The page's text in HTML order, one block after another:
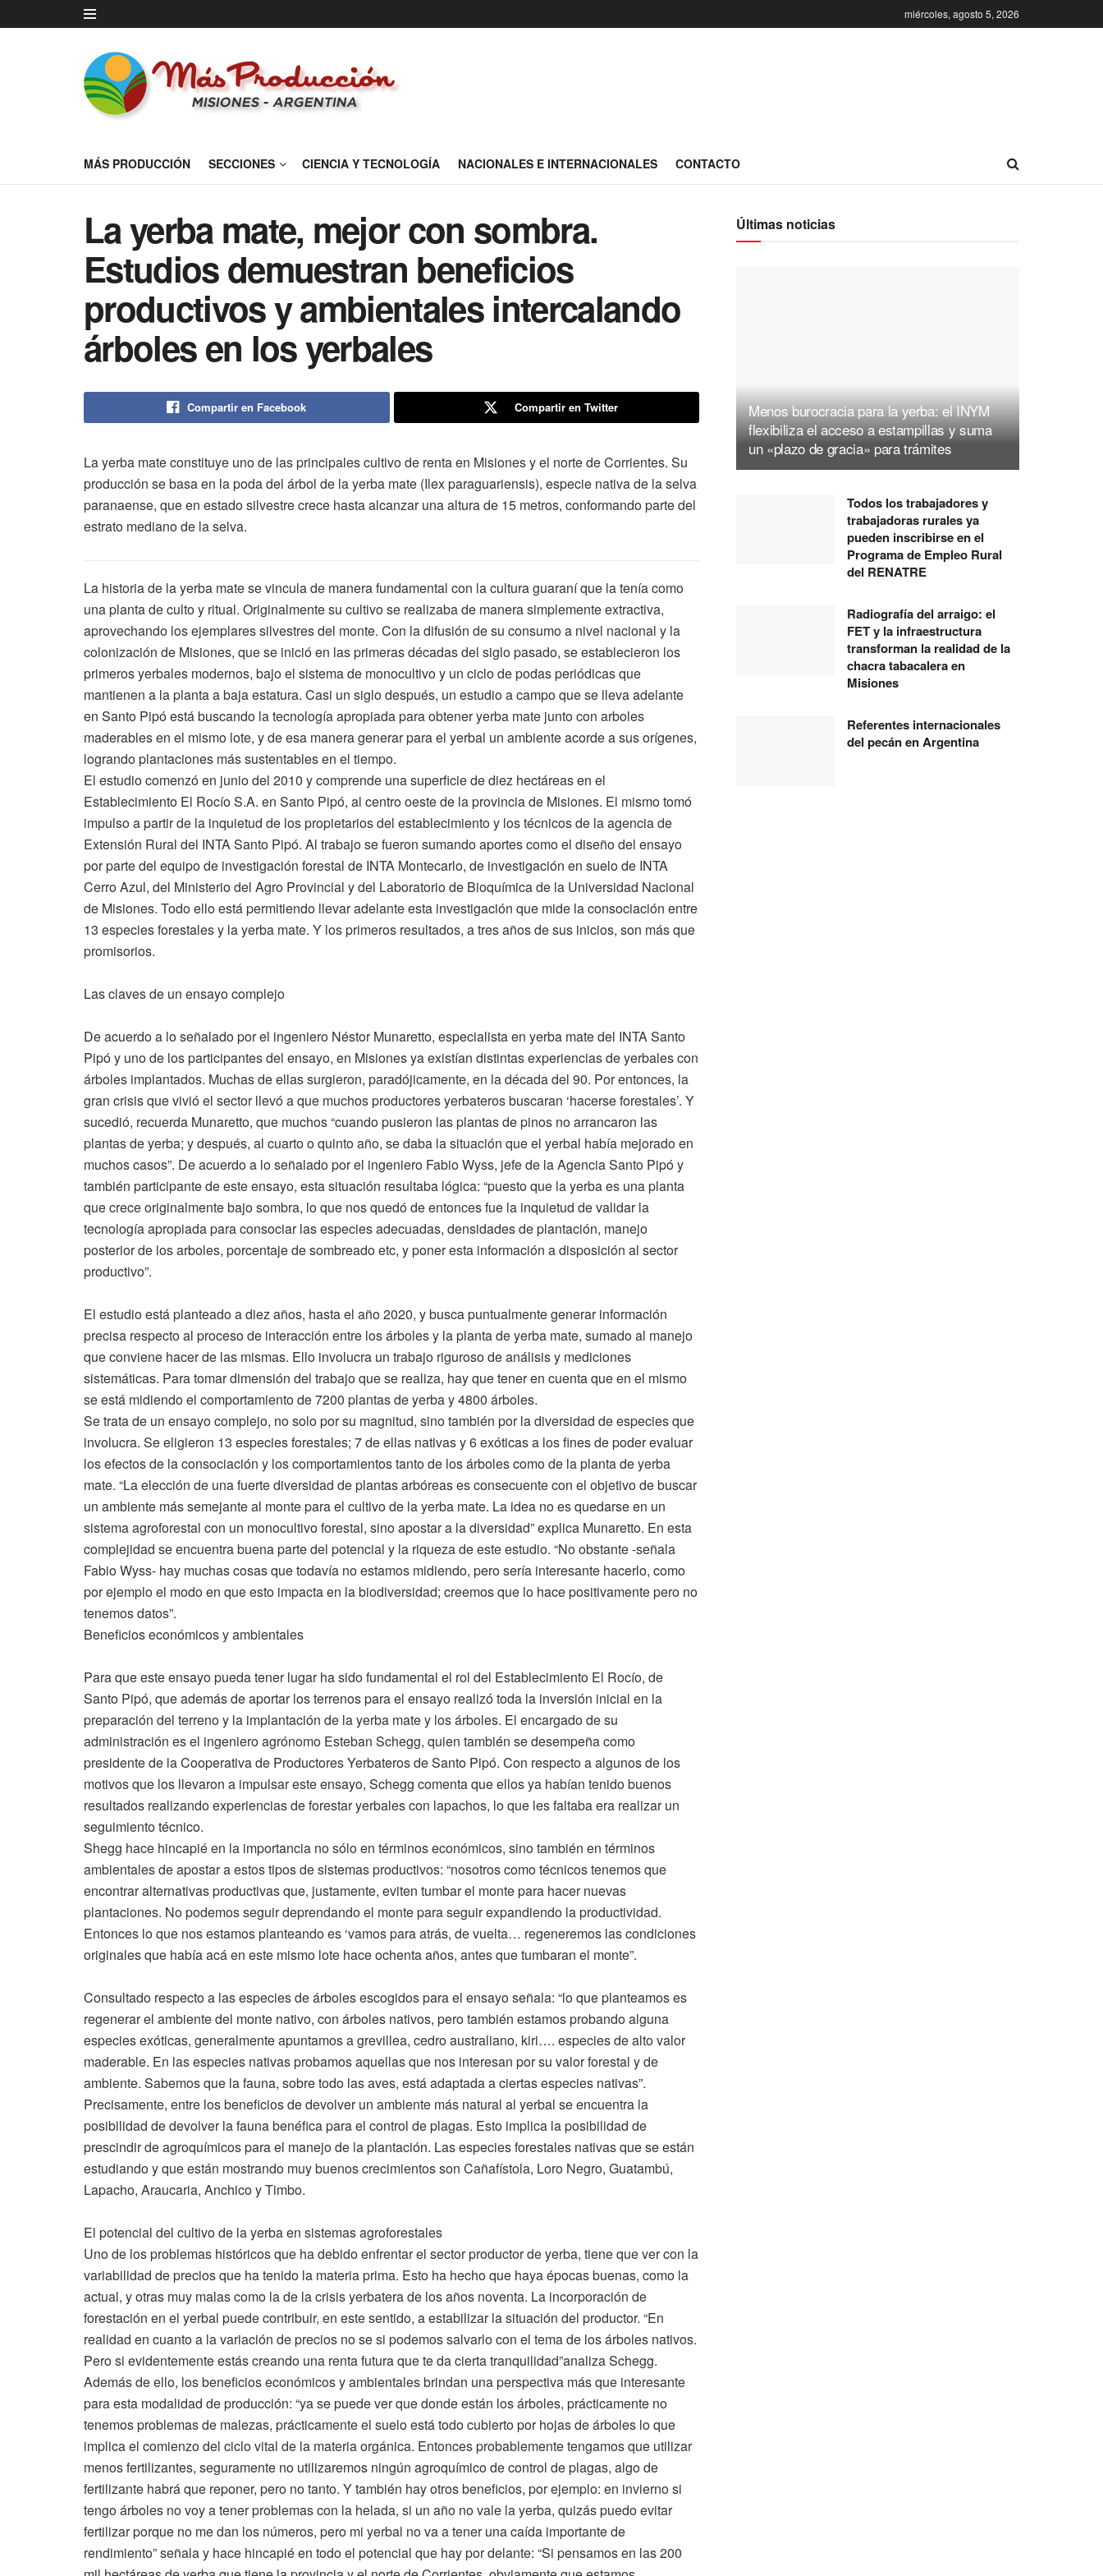
miércoles, agosto 5, 2026
MÁS PRODUCCIÓN SECCIONES CIENCIA Y TECNOLOGÍA NACIONALES E INTERNACIONALES CONTACTO
La yerba mate, mejor con sombra.
Estudios demuestran beneficios
productivos y ambientales intercalando
árboles en los yerbales
Compartir en Facebook Compartir en Twitter
La yerba mate constituye uno de las principales cultivo de renta en Misiones y el norte de Corrientes. Su
producción se basa en la poda del árbol de la yerba mate (Ilex paraguariensis), especie nativa de la selva
paranaense, que en estado silvestre crece hasta alcanzar una altura de 15 metros, conformando parte del
estrato mediano de la selva.
La historia de la yerba mate se vincula de manera fundamental con la cultura guaraní que la tenía como
una planta de culto y ritual. Originalmente su cultivo se realizaba de manera simplemente extractiva,
aprovechando los ejemplares silvestres del monte. Con la difusión de su consumo a nivel nacional y la
colonización de Misiones, que se inició en las primeras décadas del siglo pasado, se establecieron los
primeros yerbales modernos, bajo el sistema de monocultivo y un ciclo de podas periódicas que
mantienen a la planta a baja estatura. Casi un siglo después, un estudio a campo que se lleva adelante
en Santo Pipó está buscando la tecnología apropiada para obtener yerba mate junto con arboles
maderables en el mismo lote, y de esa manera generar para el yerbal un ambiente acorde a sus orígenes,
logrando plantaciones más sustentables en el tiempo.
El estudio comenzó en junio del 2010 y comprende una superficie de diez hectáreas en el
Establecimiento El Rocío S.A. en Santo Pipó, al centro oeste de la provincia de Misiones. El mismo tomó
impulso a partir de la inquietud de los propietarios del establecimiento y los técnicos de la agencia de
Extensión Rural del INTA Santo Pipó. Al trabajo se fueron sumando aportes como el diseño del ensayo
por parte del equipo de investigación forestal de INTA Montecarlo, de investigación en suelo de INTA
Cerro Azul, del Ministerio del Agro Provincial y del Laboratorio de Bioquímica de la Universidad Nacional
de Misiones. Todo ello está permitiendo llevar adelante esta investigación que mide la consociación entre
13 especies forestales y la yerba mate. Y los primeros resultados, a tres años de sus inicios, son más que
promisorios.
Las claves de un ensayo complejo
De acuerdo a lo señalado por el ingeniero Néstor Munaretto, especialista en yerba mate del INTA Santo
Pipó y uno de los participantes del ensayo, en Misiones ya existían distintas experiencias de yerbales con
árboles implantados. Muchas de ellas surgieron, paradójicamente, en la década del 90. Por entonces, la
gran crisis que vivió el sector llevó a que muchos productores yerbateros buscaran ‘hacerse forestales’. Y
sucedió, recuerda Munaretto, que muchos “cuando pusieron las plantas de pinos no arrancaron las
plantas de yerba; y después, al cuarto o quinto año, se daba la situación que el yerbal había mejorado en
muchos casos”. De acuerdo a lo señalado por el ingeniero Fabio Wyss, jefe de la Agencia Santo Pipó y
también participante de este ensayo, esta situación resultaba lógica: “puesto que la yerba es una planta
que crece originalmente bajo sombra, lo que nos quedó de entonces fue la inquietud de validar la
tecnología apropiada para consociar las especies adecuadas, densidades de plantación, manejo
posterior de los arboles, porcentaje de sombreado etc, y poner esta información a disposición al sector
productivo”.
El estudio está planteado a diez años, hasta el año 2020, y busca puntualmente generar información
precisa respecto al proceso de interacción entre los árboles y la planta de yerba mate, sumado al manejo
que conviene hacer de las mismas. Ello involucra un trabajo riguroso de análisis y mediciones
sistemáticas. Para tomar dimensión del trabajo que se realiza, hay que tener en cuenta que en el mismo
se está midiendo el comportamiento de 7200 plantas de yerba y 4800 árboles.
Se trata de un ensayo complejo, no solo por su magnitud, sino también por la diversidad de especies que
involucra. Se eligieron 13 especies forestales; 7 de ellas nativas y 6 exóticas a los fines de poder evaluar
los efectos de la consociación y los comportamientos tanto de los árboles como de la planta de yerba
mate. “La elección de una fuerte diversidad de plantas arbóreas es consecuente con el objetivo de buscar
un ambiente más semejante al monte para el cultivo de la yerba mate. La idea no es quedarse en un
sistema agroforestal con un monocultivo forestal, sino apostar a la diversidad” explica Munaretto. En esta
complejidad se encuentra buena parte del potencial y la riqueza de este estudio. “No obstante -señala
Fabio Wyss- hay muchas cosas que todavía no estamos midiendo, pero sería interesante hacerlo, como
por ejemplo el modo en que esto impacta en la biodiversidad; creemos que lo hace positivamente pero no
tenemos datos”.
Beneficios económicos y ambientales
Para que este ensayo pueda tener lugar ha sido fundamental el rol del Establecimiento El Rocío, de
Santo Pipó, que además de aportar los terrenos para el ensayo realizó toda la inversión inicial en la
preparación del terreno y la implantación de la yerba mate y los árboles. El encargado de su
administración es el ingeniero agrónomo Esteban Schegg, quien también se desempeña como
presidente de la Cooperativa de Productores Yerbateros de Santo Pipó. Con respecto a algunos de los
motivos que los llevaron a impulsar este ensayo, Schegg comenta que ellos ya habían tenido buenos
resultados realizando experiencias de forestar yerbales con lapachos, lo que les faltaba era realizar un
seguimiento técnico.
Shegg hace hincapié en la importancia no sólo en términos económicos, sino también en términos
ambientales de apostar a estos tipos de sistemas productivos: “nosotros como técnicos tenemos que
encontrar alternativas productivas que, justamente, eviten tumbar el monte para hacer nuevas
plantaciones. No podemos seguir deprendando el monte para seguir expandiendo la productividad.
Entonces lo que nos estamos planteando es ‘vamos para atrás, de vuelta… regeneremos las condiciones
originales que había acá en este mismo lote hace ochenta años, antes que tumbaran el monte”.
Consultado respecto a las especies de árboles escogidos para el ensayo señala: “lo que planteamos es
regenerar el ambiente del monte nativo, con árboles nativos, pero también estamos probando alguna
especies exóticas, generalmente apuntamos a grevillea, cedro australiano, kiri…. especies de alto valor
maderable. En las especies nativas probamos aquellas que nos interesan por su valor forestal y de
ambiente. Sabemos que la fauna, sobre todo las aves, está adaptada a ciertas especies nativas”.
Precisamente, entre los beneficios de devolver un ambiente más natural al yerbal se encuentra la
posibilidad de devolver la fauna benéfica para el control de plagas. Esto implica la posibilidad de
prescindir de agroquímicos para el manejo de la plantación. Las especies forestales nativas que se están
estudiando y que están mostrando muy buenos crecimientos son Cañafístola, Loro Negro, Guatambú,
Lapacho, Araucaria, Anchico y Timbo.
El potencial del cultivo de la yerba en sistemas agroforestales
Uno de los problemas históricos que ha debido enfrentar el sector productor de yerba, tiene que ver con la
variabilidad de precios que ha tenido la materia prima. Esto ha hecho que haya épocas buenas, como la
actual, y otras muy malas como la de la crisis yerbatera de los años noventa. La incorporación de
forestación en el yerbal puede contribuir, en este sentido, a estabilizar la situación del productor. “En
realidad en cuanto a la variación de precios no se si podemos salvarlo con el tema de los árboles nativos.
Pero si evidentemente estás creando una renta futura que te da cierta tranquilidad”analiza Schegg.
Además de ello, los beneficios económicos y ambientales brindan una perspectiva más que interesante
para esta modalidad de producción: “ya se puede ver que donde están los árboles, prácticamente no
tenemos problemas de malezas, prácticamente el suelo está todo cubierto por hojas de árboles lo que
implica el comienzo del ciclo vital de la materia orgánica. Entonces probablemente tengamos que utilizar
menos fertilizantes, seguramente no utilizaremos ningún agroquímico de control de plagas, algo de
fertilizante habrá que reponer, pero no tanto. Y también hay otros beneficios, por ejemplo: en invierno si
tengo árboles no voy a tener problemas con la helada, si un año no vale la yerba, quizás puedo evitar
fertilizar porque no me dan los números, pero mi yerbal no va a tener una caída importante de
rendimiento” señala y hace hincapié en todo el potencial que hay por delante: “Si pensamos en las 200
Últimas noticias
Menos burocracia para la yerba: el INYM
flexibiliza el acceso a estampillas y suma
un «plazo de gracia» para trámites
Todos los trabajadores y
trabajadoras rurales ya
pueden inscribirse en el
Programa de Empleo Rural
del RENATRE
Radiografía del arraigo: el
FET y la infraestructura
transforman la realidad de la
chacra tabacalera en
Misiones
Referentes internacionales
del pecán en Argentina